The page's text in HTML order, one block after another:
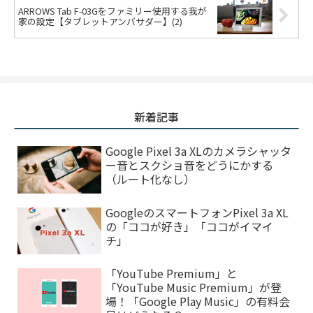
ARROWS Tab F-03Gをファミリー使用する我が
家の設定【タブレットアンバサダー】(2)
新着記事
Google Pixel 3a XLのカメラシャッタ
ー音とスクショ音をどうにかする
（ルート化なし）
GoogleのスマートフォンPixel 3a XL
の「ココが好き」「ココがイマイ
チ」
「YouTube Premium」と
「YouTube Music Premium」が登
場！「Google Play Music」の有料会